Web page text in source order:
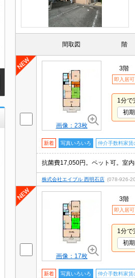
間取図 階
画像：23枚
3階
即入居可
1分で
初
新着 写真いろいろ 仲介手数料家
抗菌費17,050円。ペット可。室内
株式会社エイブル 西明石店 (078-926-
画像：17枚
3階
即入居可
1分で
初
新着 写真いろいろ 仲介手数料家